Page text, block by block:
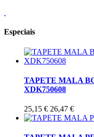
Especiais
TAPETE MALA
XDK750608
25,15 € 26,47 €